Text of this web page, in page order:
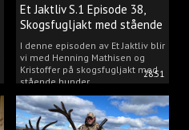
28:51
Et Jaktliv S.1 Episode 38,
Skogsfugljakt med stående
hunder.
I denne episoden av Et Jaktliv blir
vi med Henning Mathisen og
Kristoffer på skogsfugljakt med
stående hunder.